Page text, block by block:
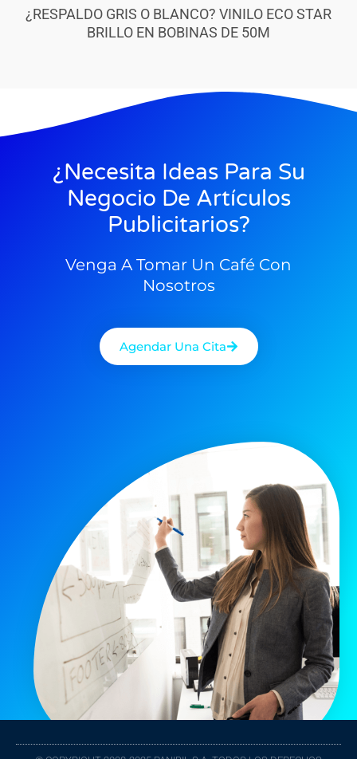
¿RESPALDO GRIS O BLANCO? VINILO ECO STAR
BRILLO EN BOBINAS DE 50M
¿Necesita Ideas Para Su
Negocio De Artículos
Publicitarios?
Venga A Tomar Un Café Con
Nosotros
Agendar Una Cita